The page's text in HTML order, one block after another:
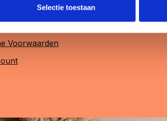
Selectie toestaan
Voorwaarden